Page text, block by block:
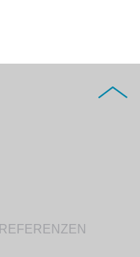
REFERENZEN